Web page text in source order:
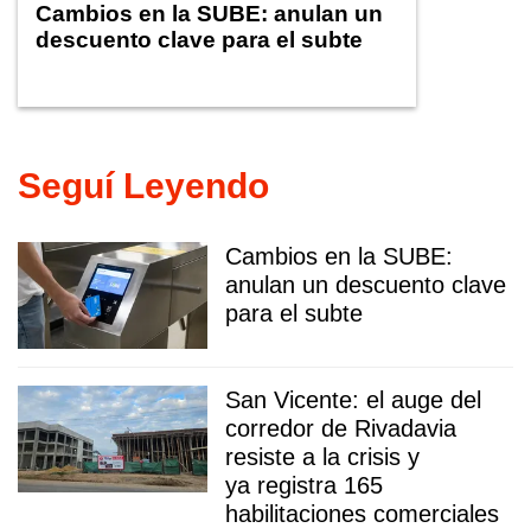
Cambios en la SUBE: anulan un
descuento clave para el subte
Seguí Leyendo
Cambios en la SUBE:
anulan un descuento clave
para el subte
San Vicente: el auge del
corredor de Rivadavia
resiste a la crisis y
ya registra 165
habilitaciones comerciales